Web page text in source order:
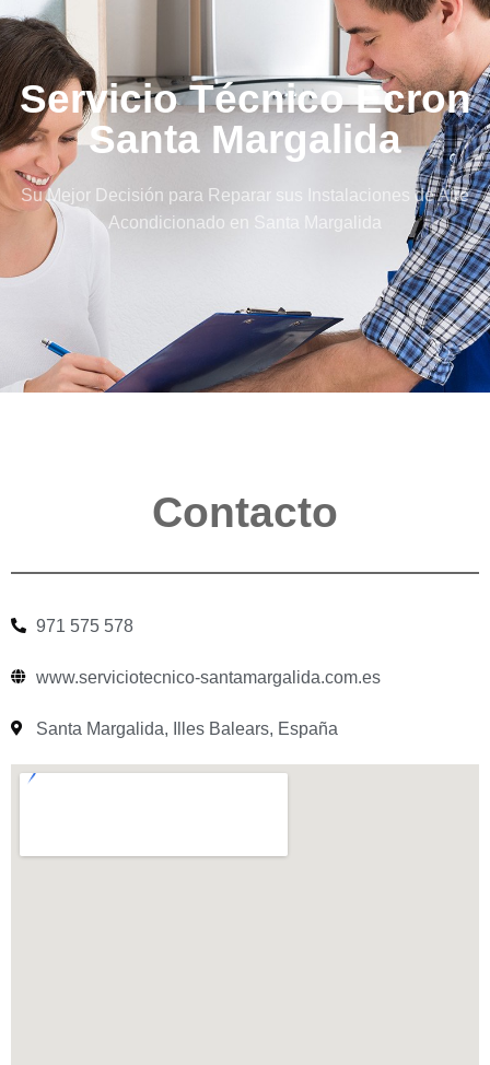
Servicio Técnico Ecron
Santa Margalida
Su Mejor Decisión para Reparar sus Instalaciones de Aire
Acondicionado en Santa Margalida
Contacto
971 575 578
www.serviciotecnico-santamargalida.com.es
Santa Margalida, Illes Balears, España